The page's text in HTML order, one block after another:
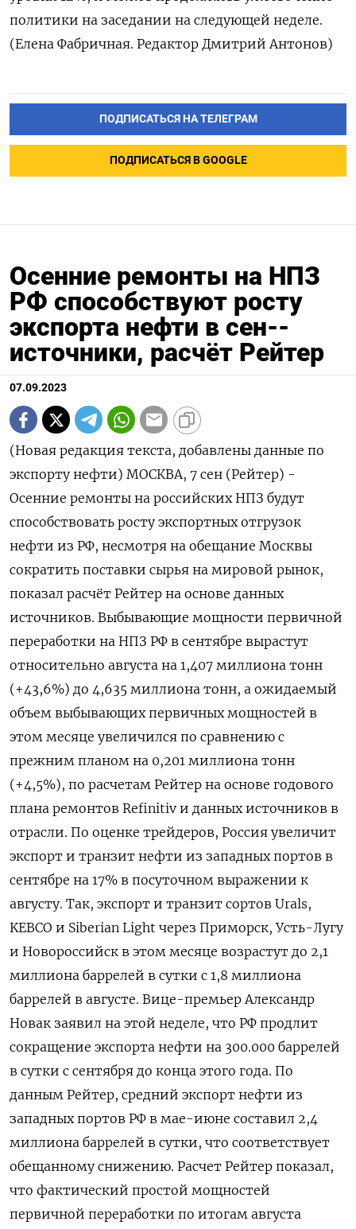
политики на заседании на следующей неделе.
(Елена Фабричная. Редактор Дмитрий Антонов)
ПОДПИСАТЬСЯ НА ТЕЛЕГРАМ
ПОДПИСАТЬСЯ В GOOGLE
Осенние ремонты на НПЗ
РФ способствуют росту
экспорта нефти в сен--
источники, расчёт Рейтер
07.09.2023
(Новая редакция текста, добавлены данные по
экспорту нефти) МОСКВА, 7 сен (Рейтер) -
Осенние ремонты на российских НПЗ будут
способствовать росту экспортных отгрузок
нефти из РФ, несмотря на обещание Москвы
сократить поставки сырья на мировой рынок,
показал расчёт Рейтер на основе данных
источников. Выбывающие мощности первичной
переработки на НПЗ РФ в сентябре вырастут
относительно августа на 1,407 миллиона тонн
(+43,6%) до 4,635 миллиона тонн, а ожидаемый
объем выбывающих первичных мощностей в
этом месяце увеличился по сравнению с
прежним планом на 0,201 миллиона тонн
(+4,5%), по расчетам Рейтер на основе годового
плана ремонтов Refinitiv и данных источников в
отрасли. По оценке трейдеров, Россия увеличит
экспорт и транзит нефти из западных портов в
сентябре на 17% в посуточном выражении к
августу. Так, экспорт и транзит сортов Urals,
KEBCO и Siberian Light через Приморск, Усть-Лугу
и Новороссийск в этом месяце возрастут до 2,1
миллиона баррелей в сутки с 1,8 миллиона
баррелей в августе. Вице-премьер Александр
Новак заявил на этой неделе, что РФ продлит
сокращение экспорта нефти на 300.000 баррелей
в сутки с сентября до конца этого года. По
данным Рейтер, средний экспорт нефти из
западных портов РФ в мае-июне составил 2,4
миллиона баррелей в сутки, что соответствует
обещанному снижению. Расчет Рейтер показал,
что фактический простой мощностей
первичной переработки по итогам августа